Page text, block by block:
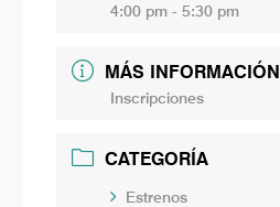
4:00 pm - 5:30 pm
MÁS INFORMACIÓN
Inscripciones
CATEGORÍA
Estrenos